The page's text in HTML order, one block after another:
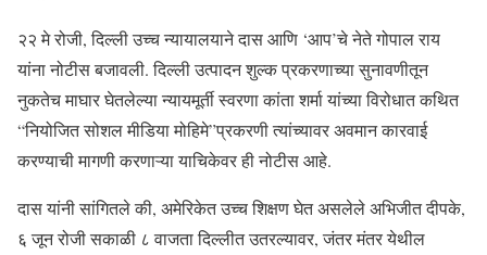
२२ मे रोजी, दिल्ली उच्च न्यायालयाने दास आणि ‘आप’चे नेते गोपाल राय
यांना नोटीस बजावली. दिल्ली उत्पादन शुल्क प्रकरणाच्या सुनावणीतून
नुकतेच माघार घेतलेल्या न्यायमूर्ती स्वरणा कांता शर्मा यांच्या विरोधात कथित
“नियोजित सोशल मीडिया मोहिमे”प्रकरणी त्यांच्यावर अवमान कारवाई
करण्याची मागणी करणाऱ्या याचिकेवर ही नोटीस आहे.
दास यांनी सांगितले की, अमेरिकेत उच्च शिक्षण घेत असलेले अभिजीत दीपके,
६ जून रोजी सकाळी ८ वाजता दिल्लीत उतरल्यावर, जंतर मंतर येथील